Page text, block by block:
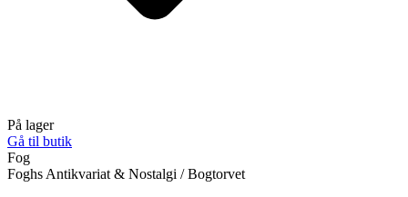
På lager
Gå til butik
Fog
Foghs Antikvariat & Nostalgi / Bogtorvet